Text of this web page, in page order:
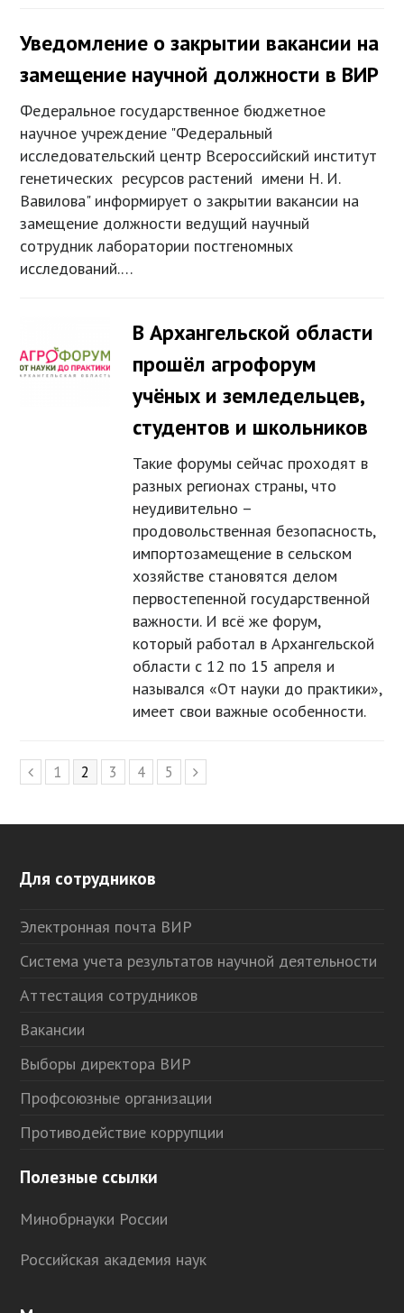
Уведомление о закрытии вакансии на
замещение научной должности в ВИР
Федеральное государственное бюджетное
научное учреждение "Федеральный
исследовательский центр Всероссийский институт
генетических ресурсов растений имени Н. И.
Вавилова" информирует о закрытии вакансии на
замещение должности ведущий научный
сотрудник лаборатории постгеномных
исследований.…
В Архангельской области
прошёл агрофорум
учёных и земледельцев,
студентов и школьников
Такие форумы сейчас проходят в
разных регионах страны, что
неудивительно –
продовольственная безопасность,
импортозамещение в сельском
хозяйстве становятся делом
первостепенной государственной
важности. И всё же форум,
который работал в Архангельской
области с 12 по 15 апреля и
назывался «От науки до практики»,
имеет свои важные особенности.
Предыдущий
Page
1 Page
2 Page
3 Page
4 Page
5
Для сотрудников
Электронная почта ВИР
Система учета результатов научной деятельности
Аттестация сотрудников
Вакансии
Выборы директора ВИР
Профсоюзные организации
Противодействие коррупции
Полезные ссылки
Минобрнауки России
Российская академия наук